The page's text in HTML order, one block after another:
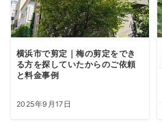
横浜市で剪定｜梅の剪定をでき
る方を探していたからのご依頼
と料金事例
2025年9月17日